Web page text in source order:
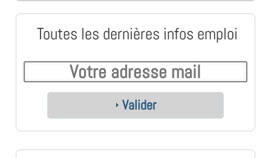
Toutes les dernières infos emploi
Valider